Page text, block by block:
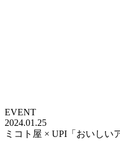
EVENT
2024.01.25
ミコト屋 × UPI「おいしい